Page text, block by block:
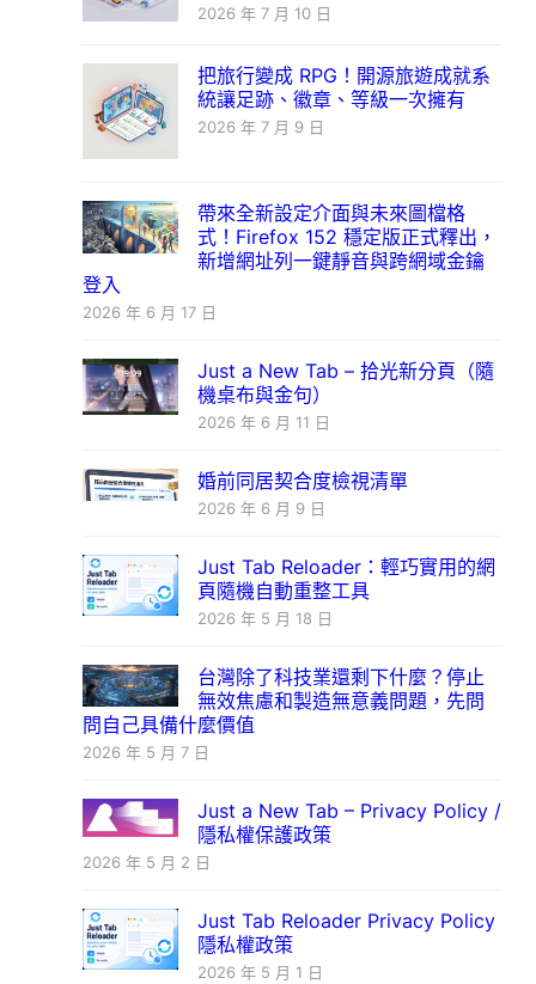
2026 年 7 月 10 日
把旅行變成 RPG！開源旅遊成就系
統讓足跡、徽章、等級一次擁有
2026 年 7 月 9 日
帶來全新設定介面與未來圖檔格
式！Firefox 152 穩定版正式釋出，
新增網址列一鍵靜音與跨網域金鑰
登入
2026 年 6 月 17 日
Just a New Tab – 拾光新分頁（隨
機桌布與金句）
2026 年 6 月 11 日
婚前同居契合度檢視清單
2026 年 6 月 9 日
Just Tab Reloader：輕巧實用的網
頁隨機自動重整工具
2026 年 5 月 18 日
台灣除了科技業還剩下什麼？停止
無效焦慮和製造無意義問題，先問
問自己具備什麼價值
2026 年 5 月 7 日
Just a New Tab – Privacy Policy /
隱私權保護政策
2026 年 5 月 2 日
Just Tab Reloader Privacy Policy
隱私權政策
2026 年 5 月 1 日